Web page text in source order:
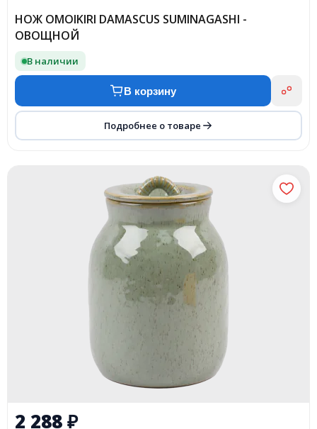
НОЖ OMOIKIRI DAMASCUS SUMINAGASHI -
ОВОЩНОЙ
В наличии
В корзину
Подробнее о товаре
2 288₽